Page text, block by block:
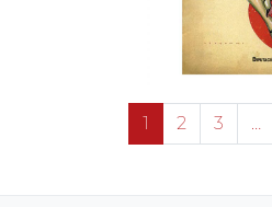
AOO
1 2 3 …